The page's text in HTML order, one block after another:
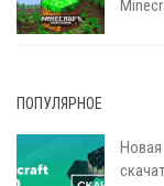
ПОПУЛЯРНОЕ
Новая